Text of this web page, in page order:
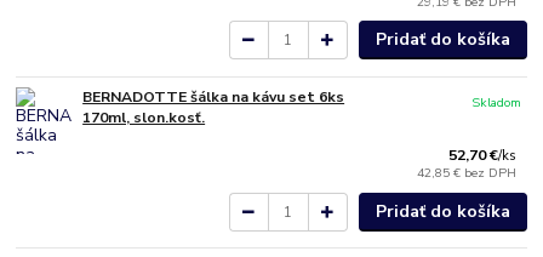
Pridať do košíka
BERNADOTTE šálka na kávu set 6ks
170ml, slon.kosť.
52,70 €/ks
42,85 € bez DPH
Skladom
Pridať do košíka